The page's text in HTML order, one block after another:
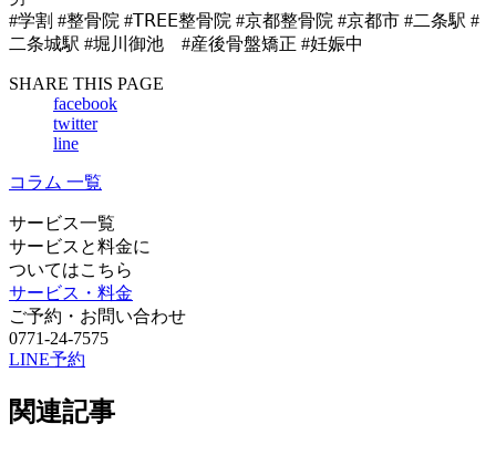
#学割 #整骨院 #𝖳𝖱𝖤𝖤整骨院 #京都整骨院 #京都市 #二条駅 #
二条城駅 #堀川御池 #産後骨盤矯正 #妊娠中
SHARE THIS PAGE
facebook
twitter
line
コラム 一覧
サービス一覧
サービスと料金に
ついてはこちら
サービス・料金
ご予約・お問い合わせ
0771-24-7575
LINE予約
関連記事